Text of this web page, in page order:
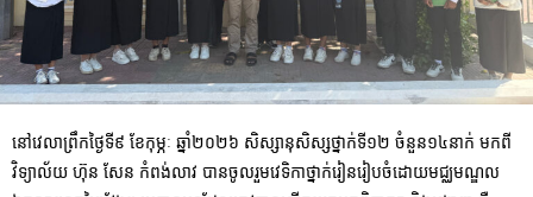
នៅវេលាព្រឹកថ្ងៃទី៩ ខែកុម្ភៈ ឆ្នាំ២០២៦ សិស្សានុសិស្សថ្នាក់ទី១២ ចំនួន១៤នាក់ មកពី
វិទ្យាល័យ ហ៊ុន សែន កំពង់លាវ បានចូលរួមវេទិកាថ្នាក់រៀនរៀបចំដោយមជ្ឈមណ្ឌល